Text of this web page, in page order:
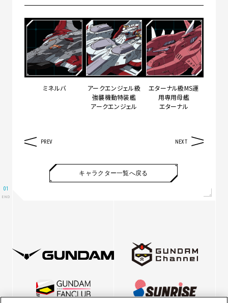
ミネルバ
アークエンジェル級
強襲機動特装艦
アークエンジェル
エターナル級MS運
用専用母艦
エターナル
PREV NEXT
キャラクター一覧へ戻る